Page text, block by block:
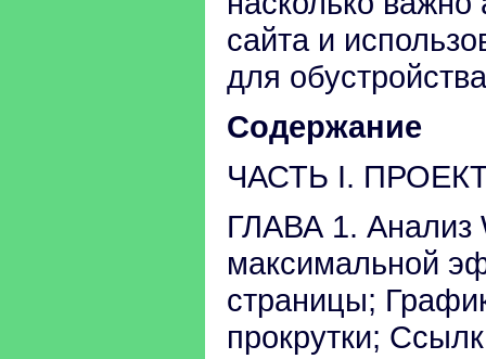
сайта и
для
Содержание
ЧАСТЬ I.
ГЛАВА 1. Анализ
максимальной
страницы;
прокрутки;